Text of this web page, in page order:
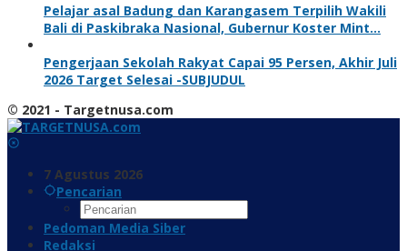
Pelajar asal Badung dan Karangasem Terpilih Wakili
Bali di Paskibraka Nasional, Gubernur Koster Mint…
Pengerjaan Sekolah Rakyat Capai 95 Persen, Akhir Juli
2026 Target Selesai -SUBJUDUL
© 2021 - Targetnusa.com
7 Agustus 2026
Pencarian
Pedoman Media Siber
Redaksi